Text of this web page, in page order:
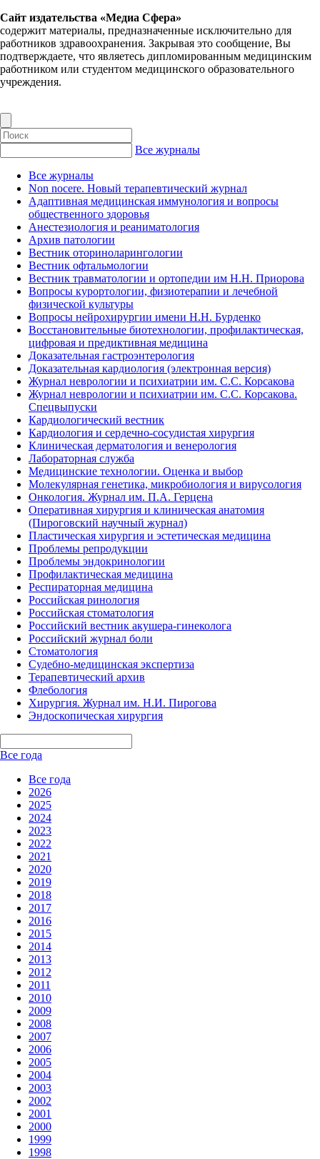
Сайт издательства «Медиа Сфера»
содержит материалы, предназначенные исключительно для
работников здравоохранения. Закрывая это сообщение, Вы
подтверждаете, что являетесь дипломированным медицинским
работником или студентом медицинского образовательного
учреждения.
Все журналы
Все журналы
Non nocere. Новый терапевтический журнал
Адаптивная медицинская иммунология и вопросы
общественного здоровья
Анестезиология и реаниматология
Архив патологии
Вестник оториноларингологии
Вестник офтальмологии
Вестник травматологии и ортопедии им Н.Н. Приорова
Вопросы курортологии, физиотерапии и лечебной
физической культуры
Вопросы нейрохирургии имени Н.Н. Бурденко
Восстановительные биотехнологии, профилактическая,
цифровая и предиктивная медицина
Доказательная гастроэнтерология
Доказательная кардиология (электронная версия)
Журнал неврологии и психиатрии им. С.С. Корсакова
Журнал неврологии и психиатрии им. С.С. Корсакова.
Спецвыпуски
Кардиологический вестник
Кардиология и сердечно-сосудистая хирургия
Клиническая дерматология и венерология
Лабораторная служба
Медицинские технологии. Оценка и выбор
Молекулярная генетика, микробиология и вирусология
Онкология. Журнал им. П.А. Герцена
Оперативная хирургия и клиническая анатомия
(Пироговский научный журнал)
Пластическая хирургия и эстетическая медицина
Проблемы репродукции
Проблемы эндокринологии
Профилактическая медицина
Респираторная медицина
Российская ринология
Российская стоматология
Российский вестник акушера-гинеколога
Российский журнал боли
Стоматология
Судебно-медицинская экспертиза
Терапевтический архив
Флебология
Хирургия. Журнал им. Н.И. Пирогова
Эндоскопическая хирургия
Все года
Все года
2026
2025
2024
2023
2022
2021
2020
2019
2018
2017
2016
2015
2014
2013
2012
2011
2010
2009
2008
2007
2006
2005
2004
2003
2002
2001
2000
1999
1998